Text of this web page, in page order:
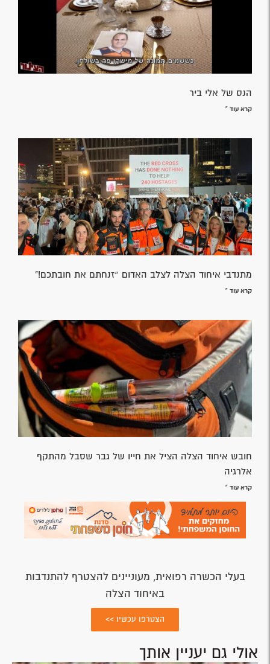
הנס של אלי ביר
קרא עוד »
מתנדבי איחוד הצלה לצלב האדום ״זנחתם את חובתכם!"
קרא עוד »
חובש איחוד הצלה הציל את חייו של גבר שסבל מהתקף
אלרגיה
קרא עוד »
בעלי הכשרה רפואית, מעוניינים להצטרף להתנדבות
באיחוד הצלה
הצטרפו עכשיו >>
אולי גם יעניין אותך